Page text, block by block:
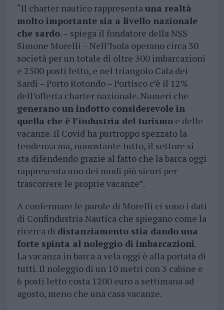
“Il charter nautico rappresentauna realtà
molto importante sia a livello nazionale
che sardo. – spiega il fondatore della NSS
Simone Morelli – Nell’Isola operano circa 30
società per un totale di oltre 300 imbarcazioni
e 2500 posti letto, e nel triangolo Cala dei
Sardi – Porto Rotondo – Portisco c’è il 12%
dell’offerta charter nazionale. Numeri che
generano un indotto considerevole in
quella che è l’industria del turismoe delle
vacanze. Il Covid ha purtroppo spezzato la
tendenza ma, nonostante tutto, il settore si
sta difendendo grazie al fatto che la barca oggi
rappresenta uno dei modi più sicuri per
trascorrere le proprie vacanze”.
A confermare le parole di Morelli ci sono i dati
di Confindustria Nautica che spiegano come la
ricerca di distanziamento stia dando una
forte spinta al noleggio di imbarcazioni.
La vacanza in barca a vela oggi è alla portata di
tutti. Il noleggio di un 10 metri con 3 cabine e
6 posti letto costa 1200 euro a settimana ad
agosto, meno che una casa vacanze.